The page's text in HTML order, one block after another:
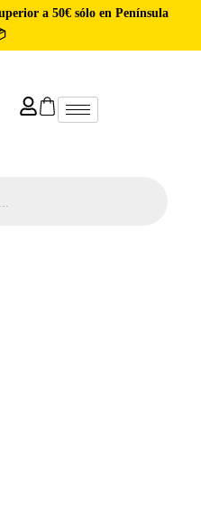
a 50€ sólo en Península